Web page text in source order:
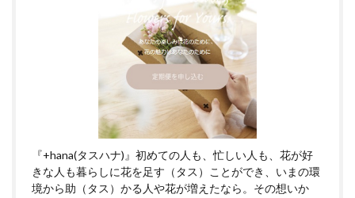
『+hana(タスハナ)』初めての人も、忙しい人も、花が好
きな人も暮らしに花を足す（タス）ことができ、いまの環
境から助（タス）かる人や花が増えたなら。その想いか